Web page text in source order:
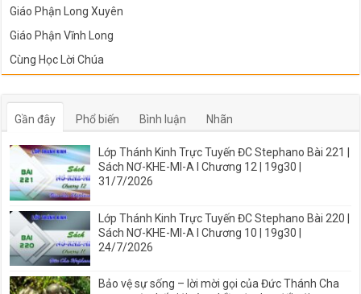
Giáo Phận Long Xuyên
Giáo Phận Vĩnh Long
Cùng Học Lời Chúa
Gần đây Phổ biến Bình luận Nhãn
Lớp Thánh Kinh Trực Tuyến ĐC Stephano Bài 221 |
Sách NƠ-KHE-MI-A I Chương 12 | 19g30 |
31/7/2026
Lớp Thánh Kinh Trực Tuyến ĐC Stephano Bài 220 |
Sách NƠ-KHE-MI-A I Chương 10 | 19g30 |
24/7/2026
Bảo vệ sự sống – lời mời gọi của Đức Thánh Cha